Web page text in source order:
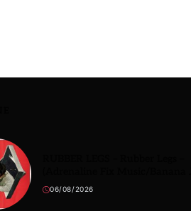
06/08/2026